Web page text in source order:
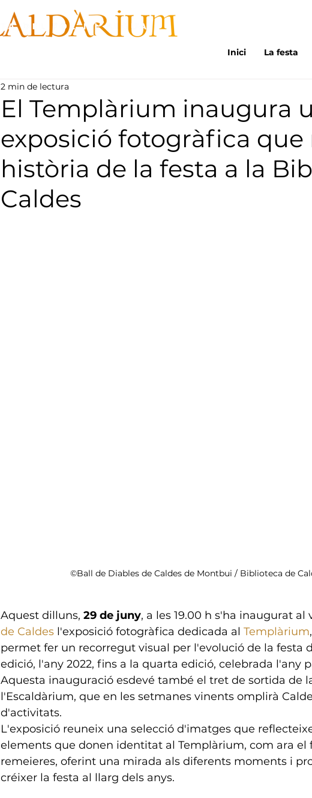
Inici La festa
El Templàrium inaugura
exposició fotogràfica que
història de la festa a la
Caldes
2 min de lectura
©Ball de Diables de Caldes de Montbui / Biblioteca de
Aquest dilluns, 29 de juny, a les 19.00 h s'ha inaugurat al
de Caldes l'exposició fotogràfica dedicada al Templàrium
permet fer un recorregut visual per l'evolució de la festa
edició, l'any 2022, fins a la quarta edició, celebrada l'any
Aquesta inauguració esdevé també el tret de sortida de
l'Escaldàrium, que en les setmanes vinents omplirà
d'activitats.
L'exposició reuneix una selecció d'imatges que
elements que donen identitat al Templàrium, com ara el
remeieres, oferint una mirada als diferents moments i
créixer la festa al llarg dels anys.